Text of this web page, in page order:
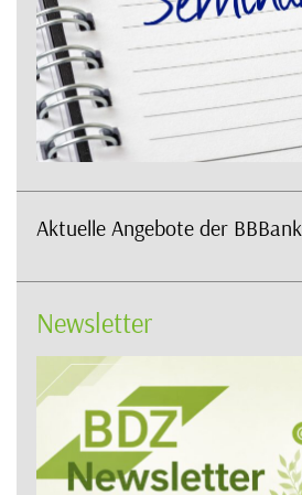
Aktuelle Angebote der BBBank
Newsletter